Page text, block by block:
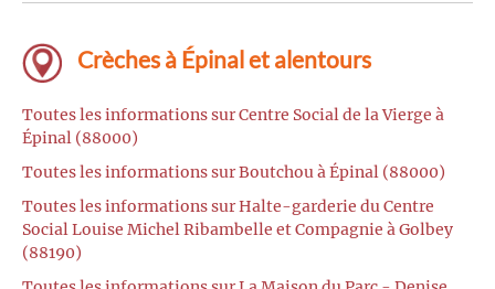
Crèches à Épinal et alentours
Toutes les informations sur Centre Social de la Vierge à
Épinal (88000)
Toutes les informations sur Boutchou à Épinal (88000)
Toutes les informations sur Halte-garderie du Centre
Social Louise Michel Ribambelle et Compagnie à Golbey
(88190)